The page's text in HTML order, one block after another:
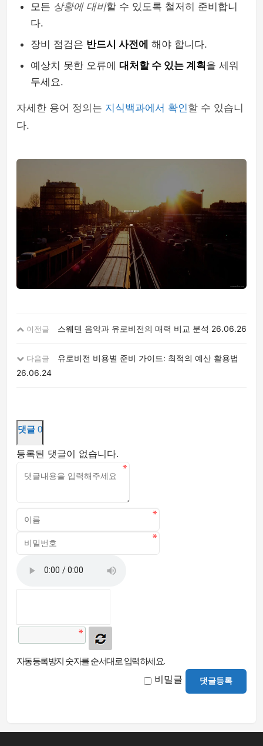
모든 상황에 대비할 수 있도록 철저히 준비합니
다.
장비 점검은 반드시 사전에 해야 합니다.
예상치 못한 오류에 대처할 수 있는 계획 을 세워
두세요.
자세한 용어 정의는 지식백과에서 확인할 수 있습니
다.
이전글 스웨덴 음악과 유로비전의 매력 비교 분석 26.06.26
다음글
유로비전 비용별 준비 가이드: 최적의 예산 활용법
26.06.24
댓글 0
등록된 댓글이 없습니다.
자동등록방지 숫자를 순서대로 입력하세요.
비밀글 댓글등록